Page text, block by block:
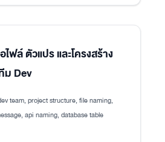
ฟล์ ตัวแปร และโครงสร้าง
ม Dev
team, project structure, file naming,
api naming, database table